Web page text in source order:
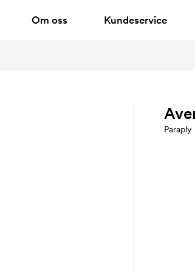
Om oss Kundeservice
Paraply